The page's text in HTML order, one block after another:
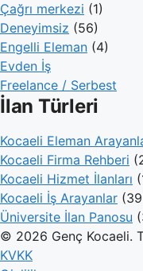
Çağrı merkezi (1)
Deneyimsiz (56)
Engelli Eleman (4)
Evden İş
Freelance / Serbest
İlan Türleri
Kocaeli Eleman
Kocaeli Firma Rehberi
Kocaeli Hizmet İlanları
Kocaeli İş Arayanlar
Üniversite İlan Panosu
© 2026 Genç Kocaeli.
KVKK